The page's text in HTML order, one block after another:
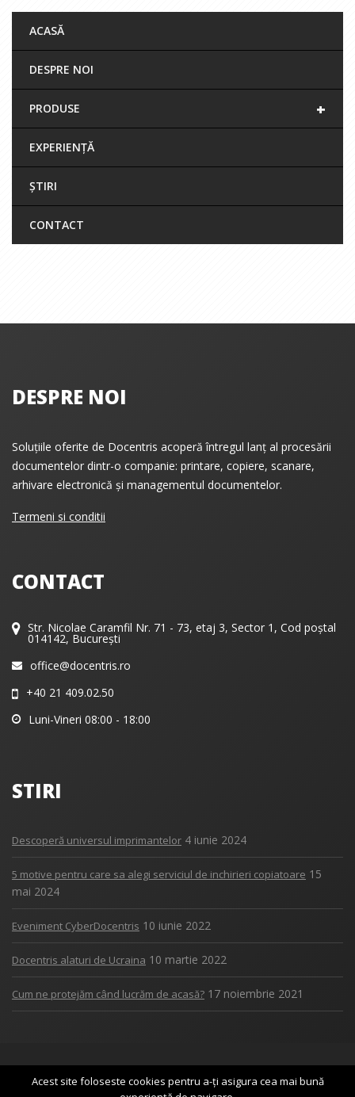
ACASĂ
DESPRE NOI
+
PRODUSE
EXPERIENȚĂ
ȘTIRI
CONTACT
DESPRE NOI
Soluțiile oferite de Docentris acoperă întregul lanț al procesării
documentelor dintr-o companie: printare, copiere, scanare,
arhivare electronică și managementul documentelor.
Termeni si conditii
CONTACT
Str. Nicolae Caramfil Nr. 71 - 73, etaj 3, Sector 1, Cod poștal
014142, București
office@docentris.ro
+40 21 409.02.50
Luni-Vineri 08:00 - 18:00
STIRI
Descoperă universul imprimantelor 4 iunie 2024
5 motive pentru care sa alegi serviciul de inchirieri copiatoare 15
mai 2024
Eveniment CyberDocentris 10 iunie 2022
Docentris alaturi de Ucraina 10 martie 2022
Cum ne protejăm când lucrăm de acasă? 17 noiembrie 2021
Copyright 2017 DOCENTRIS
Acest site foloseste cookies pentru a-ți asigura cea mai bună